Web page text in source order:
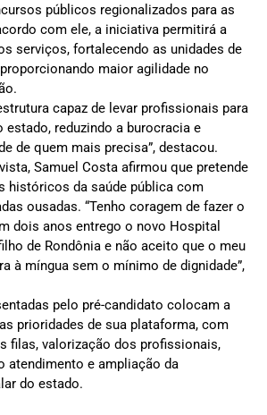
públicos regionalizados para as
com ele, a iniciativa permitirá a
serviços, fortalecendo as unidades de
maior agilidade no
capaz de levar profissionais para
estado, reduzindo a burocracia e
de quem mais precisa”, destacou.
Samuel Costa afirmou que pretende
históricos da saúde pública com
ousadas. “Tenho coragem de fazer o
dois anos entrego o novo Hospital
de Rondônia e não aceito que o meu
à míngua sem o mínimo de dignidade”,
pelo pré-candidato colocam a
prioridades de sua plataforma, com
filas, valorização dos profissionais,
atendimento e ampliação da
do estado.